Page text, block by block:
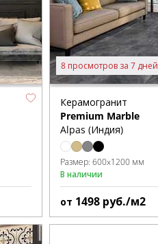
8 просмотров за 7 дней
Керамогранит
Premium Marble
Alpas (Индия)
Размер: 600x1200 мм
В наличии
от 1498 руб./м2